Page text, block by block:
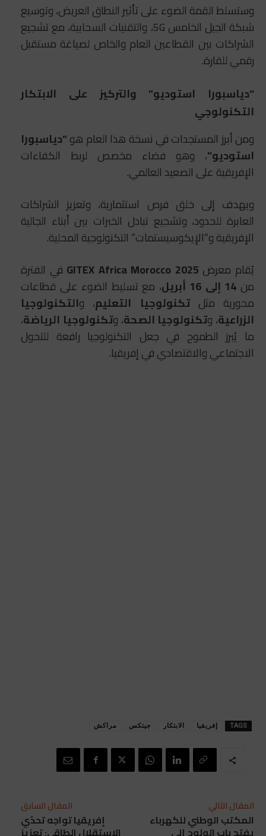
وستسلط القمة الضوء على تأثير النطاق العريض، وتوسيع
شبكة الجيل الخامس 5G، والتقنيات السحابية، مع تشجيع
الشراكات بين القطاعين العام والخاص لصياغة مستقبل
رقمي للقارة.
“دياسبورا استوديو” والتركيز على الابتكار
التكنولوجي
ومن أبرز المستجدات في نسخة هذا العام هو“دياسبورا
استوديو”، وهو فضاء مخصص لربط الكفاءات
الإفريقية على الصعيد العالمي.
ويهدف إلى خلق فرص استثمارية، وتعزيز الشراكات
العابرة للحدود، وتشجيع تبادل الخبرات بين أبناء الجالية
الإفريقية و”الإيكوسيستمات” التكنولوجية المحلية.
يُقام معرض GITEX Africa Morocco 2025 في الفترة
من 14 إلى 16 أبريل
، مع تسليط الضوء على قطاعات
محورية مثلتكنولوجيا التعليم، والتكنولوجيا
الزراعية، وتكنولوجيا الصحة، وتكنولوجيا الرياضة،
ما يُبرز الطموح في جعل التكنولوجيا رافعة للتحول
الاجتماعي والاقتصادي في إفريقيا.
TAGS إفريقيا الابتكار جيتكس مراكش
المقال السابق
إفريقيا تواجه تحدّي
المقال التالي
المكتب الوطني للكهرباء